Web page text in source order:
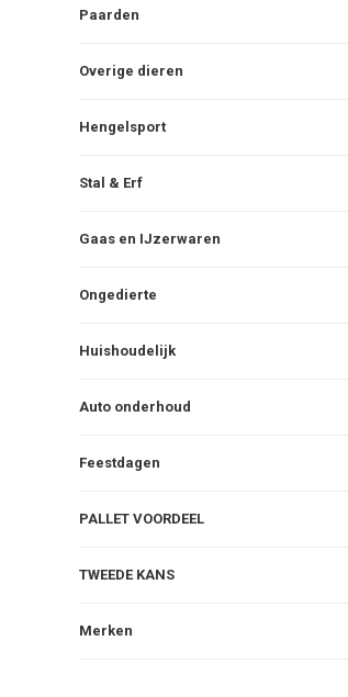
Paarden
Overige dieren
Hengelsport
Stal & Erf
Gaas en IJzerwaren
Ongedierte
Huishoudelijk
Auto onderhoud
Feestdagen
PALLET VOORDEEL
TWEEDE KANS
Merken